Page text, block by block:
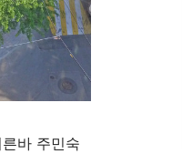
바 주민숙